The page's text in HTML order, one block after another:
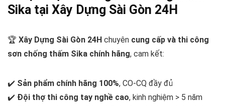
Sika tại Xây Dựng Sài Gòn 24H
🏆 Xây Dựng Sài Gòn 24H chuyên cung cấp và thi công
sơn chống thấm Sika chính hãng, cam kết:
✔️ Sản phẩm chính hãng 100%, CO-CQ đầy đủ
✔️ Đội thợ thi công tay nghề cao, kinh nghiệm > 5 năm